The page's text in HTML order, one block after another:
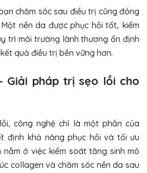
chăm sóc sau điều trị cũng đóng
nền da được phục hồi tốt, kiểm
trì môi trường lành thương ổn định
quả điều trị bền vững hơn.
Giải pháp trị sẹo lồi cho
công nghệ chỉ là một phần của
định khả năng phục hồi và tối ưu
nằm ở việc kiểm soát tăng sinh mô
collagen và chăm sóc nền da sau